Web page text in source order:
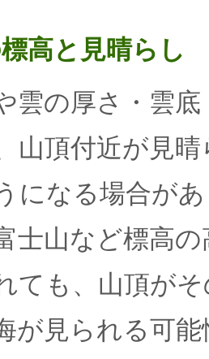
高と見晴らし
雲の厚さ・雲
山頂付近が見
になる場合が
士山など標高
ても、山頂が
が見られる可